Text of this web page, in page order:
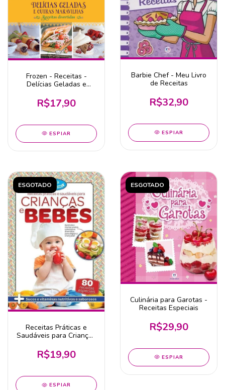
Frozen - Receitas -
Delícias Geladas e
R$17,90
ESPIAR
Barbie Chef - Meu Livro
de Receitas
R$32,90
ESPIAR
ESGOTADO
Receitas Práticas e
Saudáveis para Crianças
R$19,90
ESPIAR
ESGOTADO
Culinária para Garotas -
Receitas Especiais
R$29,90
ESPIAR